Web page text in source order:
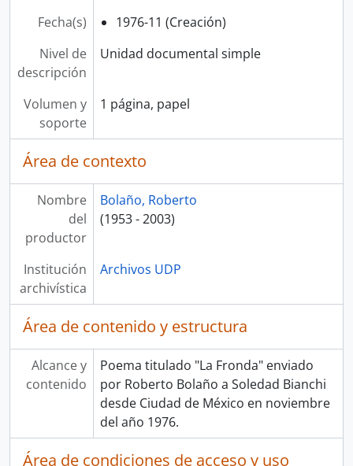
Fecha(s)
1976-11 (Creación)
Nivel de
descripción
Unidad documental simple
Volumen y
soporte
1 página, papel
Área de contexto
Nombre
del
productor
Bolaño, Roberto
(1953 - 2003)
Institución
archivística
Archivos UDP
Área de contenido y estructura
Alcance y
contenido
Poema titulado "La Fronda" enviado
por Roberto Bolaño a Soledad Bianchi
desde Ciudad de México en noviembre
del año 1976.
Área de condiciones de acceso y uso